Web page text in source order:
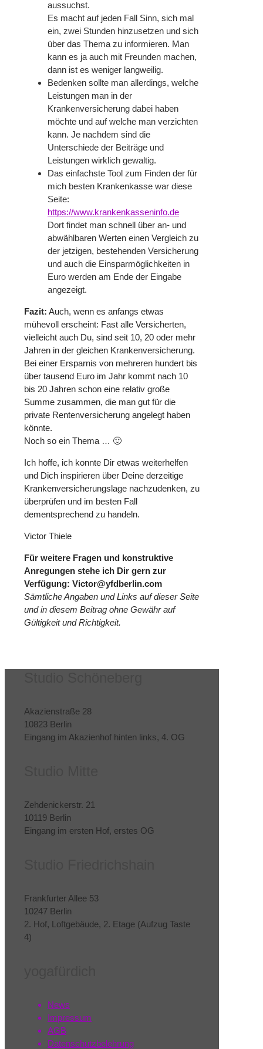
aussuchst.
Es macht auf jeden Fall Sinn, sich mal
ein, zwei Stunden hinzusetzen und sich
über das Thema zu informieren. Man
kann es ja auch mit Freunden machen,
dann ist es weniger langweilig.
Bedenken sollte man allerdings, welche
Leistungen man in der
Krankenversicherung dabei haben
möchte und auf welche man verzichten
kann. Je nachdem sind die
Unterschiede der Beiträge und
Leistungen wirklich gewaltig.
Das einfachste Tool zum Finden der für
mich besten Krankenkasse war diese
Seite:
https://www.krankenkasseninfo.de
Dort findet man schnell über an- und
abwählbaren Werten einen Vergleich zu
der jetzigen, bestehenden Versicherung
und auch die Einsparmöglichkeiten in
Euro werden am Ende der Eingabe
angezeigt.
Fazit: Auch, wenn es anfangs etwas
mühevoll erscheint: Fast alle Versicherten,
vielleicht auch Du, sind seit 10, 20 oder mehr
Jahren in der gleichen Krankenversicherung.
Bei einer Ersparnis von mehreren hundert bis
über tausend Euro im Jahr kommt nach 10
bis 20 Jahren schon eine relativ große
Summe zusammen, die man gut für die
private Rentenversicherung angelegt haben
könnte.
Noch so ein Thema … 🙂
Ich hoffe, ich konnte Dir etwas weiterhelfen
und Dich inspirieren über Deine derzeitige
Krankenversicherungslage nachzudenken, zu
überprüfen und im besten Fall
dementsprechend zu handeln.
Victor Thiele
Für weitere Fragen und konstruktive
Anregungen stehe ich Dir gern zur
Verfügung: Victor@yfdberlin.com
Sämtliche Angaben und Links auf dieser Seite
und in diesem Beitrag ohne Gewähr auf
Gültigkeit und Richtigkeit.
Akazienstraße 28
10823 Berlin
Eingang im Akazienhof hinten links, 4. OG
Zehdenickerstr. 21
10119 Berlin
Eingang im ersten Hof, erstes OG
Frankfurter Allee 53
10247 Berlin
2. Hof, Loftgebäude, 2. Etage (Aufzug Taste
4)
News
Impressum
AGB
Datenschutzbelehrung